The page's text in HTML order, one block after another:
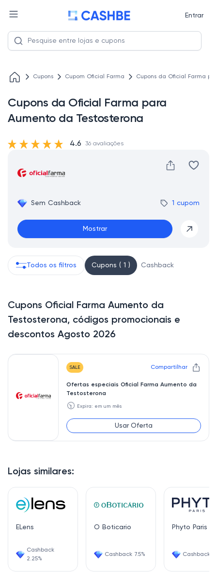
Entrar
Cupons Cupom Oficial Farma Cupons da Oficial Farma
Cupons da Oficial Farma para
Aumento da Testosterona
Sem Cashback 1 cupom
Mostrar
4.6 36 avaliações
Lojas similares:
ELens
Cashback
2.25%
O Boticario
Cashback 7.5%
Phyto Paris
Cashback
Todos os filtros Cupons ( 1 ) Cashback
Cupons Oficial Farma Aumento da
Testosterona, códigos promocionais e
descontos Agosto 2026
SALE Compartilhar
Ofertas especiais Oficial Farma Aumento da
Testosterona
🕥 Expira: em um mês
Usar Oferta